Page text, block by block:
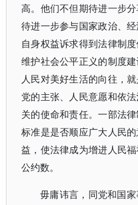
高。他们不但期待进一步
待进一步参与国家政治、
自身权益诉求得到法律制
维护社会公平正义的制度
人民对美好生活的向往，
党的主张、人民意愿和依
关的使命和责任。一部法
标准是是否顺应广大人民
益，使法律成为增进人民
公约数。
毋庸讳言，同党和国